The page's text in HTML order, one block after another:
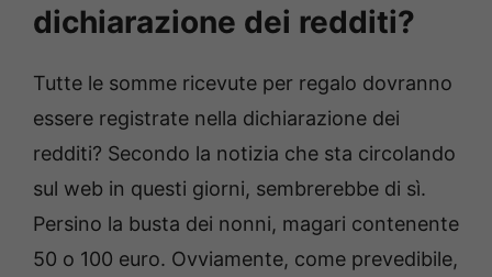
dichiarazione dei redditi?
Tutte le somme ricevute per regalo dovranno
essere registrate nella dichiarazione dei
redditi? Secondo la notizia che sta circolando
sul web in questi giorni, sembrerebbe di sì.
Persino la busta dei nonni, magari contenente
50 o 100 euro. Ovviamente, come prevedibile,